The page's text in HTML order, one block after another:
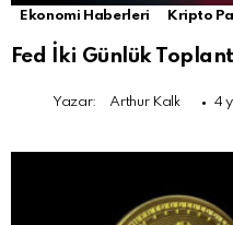
Ekonomi Haberleri Kripto
Fed İki Günlük
Yazar: Arthur Kalk 4